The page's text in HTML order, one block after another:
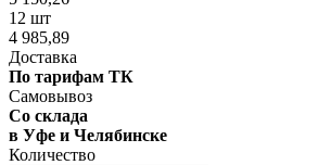
12 шт
4 985,89
Доставка
По тарифам ТК
Самовывоз
Со склада
в Уфе и Челябинске
Количество